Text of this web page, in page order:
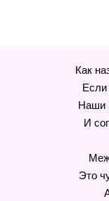
Как
Наши
И
Это